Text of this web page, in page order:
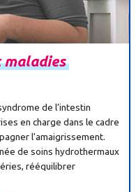
maladies
de l’intestin
en charge dans le cadre
l'amaigrissement.
de soins hydrothermaux
rééquilibrer